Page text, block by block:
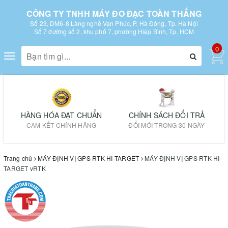
CÔNG TY TNHH MÁY ĐO ĐẠC TOÀN THẮNG
Số 23, DM6-8 Làng nghề Vạn Phúc, P. Hà Đông, Tp. Hà Nội
Số 7 đường số 2, khu phố 7, phường Hiệp Bình, Tp. HCM
Toggle
navigation
0
HÀNG HÓA ĐẠT CHUẨN
CAM KẾT CHÍNH HÃNG
CHÍNH SÁCH ĐỔI TRẢ
ĐỔI MỚI TRONG 30 NGÀY
Trang chủ MÁY ĐỊNH VỊ GPS RTK HI-TARGET
MÁY ĐỊNH VỊ GPS RTK HI-
TARGET vRTK